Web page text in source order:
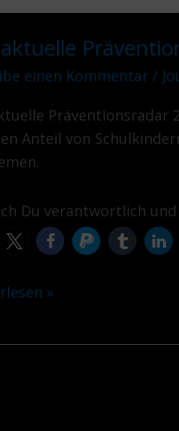
einen Kommentar /
Präventionsradar
Anteil von
Du verantwortlich
»